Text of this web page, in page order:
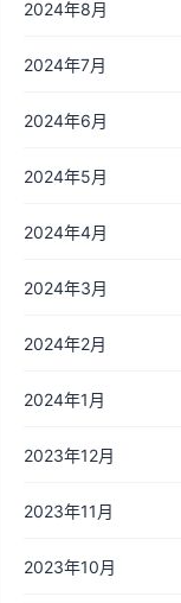
2024年8月
2024年7月
2024年6月
2024年5月
2024年4月
2024年3月
2024年2月
2024年1月
2023年12月
2023年11月
2023年10月